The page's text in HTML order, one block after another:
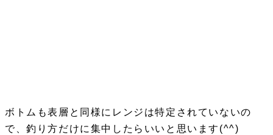
ボトムも表層と同様にレンジは特定されていないの
で、釣り方だけに集中したらいいと思います(^^)